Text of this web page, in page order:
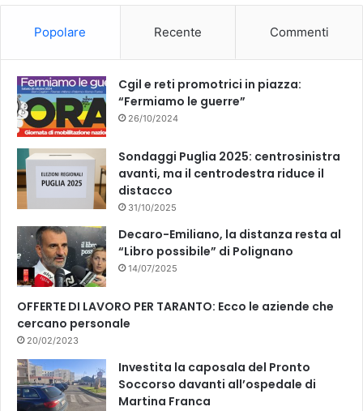
Popolare Recente Commenti
Cgil e reti promotrici in piazza:
“Fermiamo le guerre”
26/10/2024
Sondaggi Puglia 2025: centrosinistra
avanti, ma il centrodestra riduce il
distacco
31/10/2025
Decaro-Emiliano, la distanza resta al
“Libro possibile” di Polignano
14/07/2025
OFFERTE DI LAVORO PER TARANTO: Ecco le aziende che
cercano personale
20/02/2023
Investita la caposala del Pronto
Soccorso davanti all’ospedale di
Martina Franca